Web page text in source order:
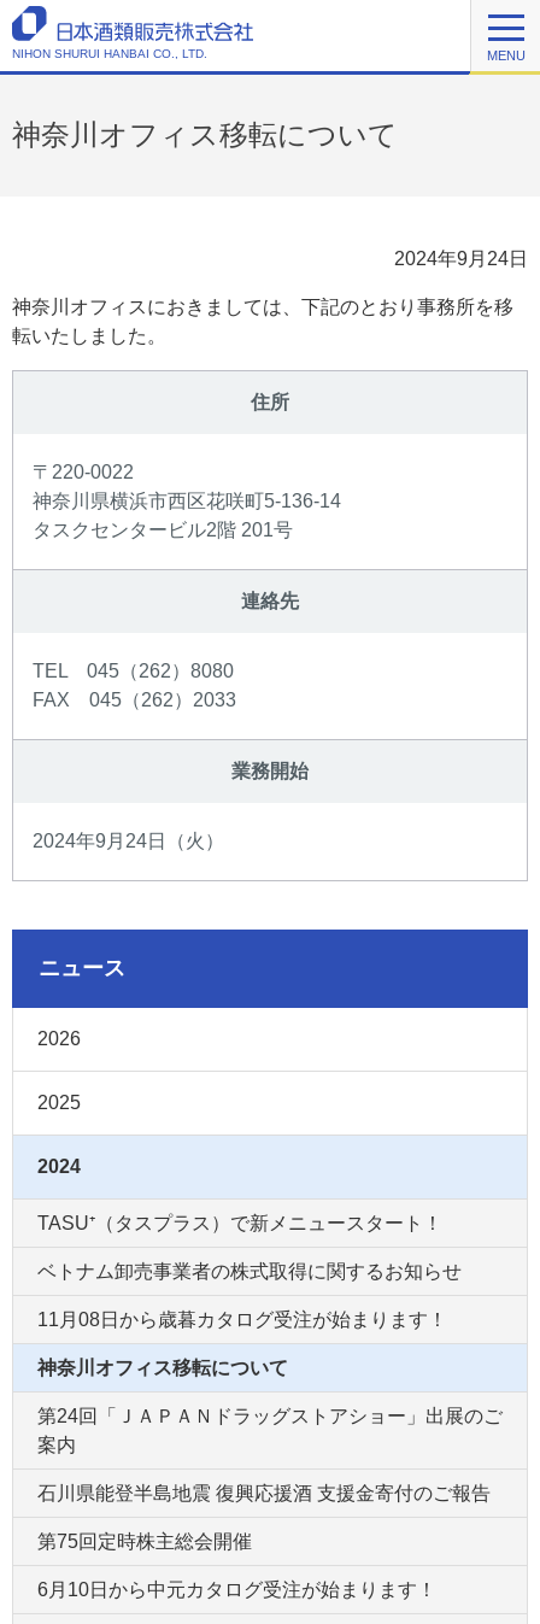
NIHON SHURUI HANBAI CO., LTD. MENU
神奈川オフィス移転について
2024年9月24日
神奈川オフィスにおきましては、下記のとおり事務所を移
転いたしました。
住所
〒220-0022
神奈川県横浜市西区花咲町5-136-14
タスクセンタービル2階 201号
連絡先
TEL 045（262）8080
FAX 045（262）2033
業務開始
2024年9月24日（火）
ニュース
2026
2025
2024
TASU⁺（タスプラス）で新メニュースタート！
ベトナム卸売事業者の株式取得に関するお知らせ
11月08日から歳暮カタログ受注が始まります！
神奈川オフィス移転について
第24回「ＪＡＰＡＮドラッグストアショー」出展のご
案内
石川県能登半島地震 復興応援酒 支援金寄付のご報告
第75回定時株主総会開催
6月10日から中元カタログ受注が始まります！